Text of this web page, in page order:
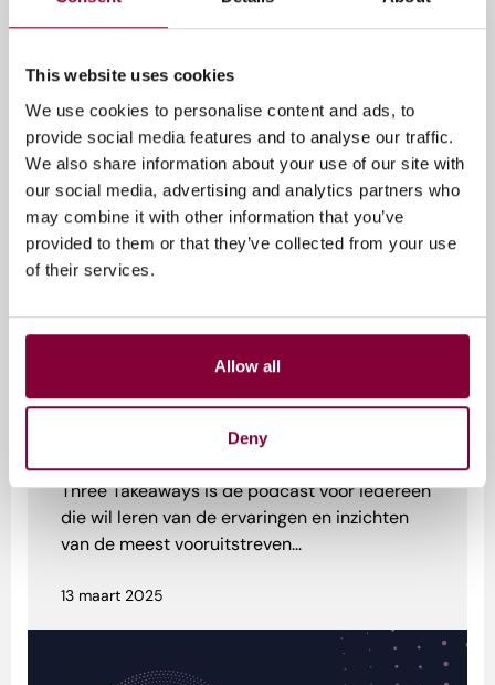
This website uses cookies
We use cookies to personalise content and ads, to
provide social media features and to analyse our traffic.
We also share information about your use of our site with
our social media, advertising and analytics partners who
may combine it with other information that you’ve
provided to them or that they’ve collected from your use
of their services.
Allow all
Deny
Auteur:Jolien van de Griendt
Goede content creëren is een
exacte wetenschap
Three Takeaways is dé podcast voor iedereen
die wil leren van de ervaringen en inzichten
van de meest vooruitstreven...
13 maart 2025